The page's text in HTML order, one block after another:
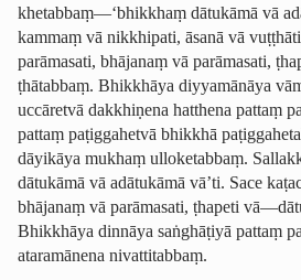
khetab­baṃ—‘bhikkhaṃ dātukāmā vā
kammaṃ vā nikkhipati, āsanā vā
parāmasati, bhājanaṃ vā parāmasati,
ṭhātabbaṃ. Bhikkhāya diyyamānāya
uccāretvā dakkhiṇena hatthena pattaṃ
pattaṃ paṭiggahetvā bhikkhā
dāyikāya mukhaṃ ulloketabbaṃ.
dātukāmā vā adātukāmā vā’ti. Sace
bhājanaṃ vā parāmasati, ṭhapeti
Bhikkhāya dinnāya saṅghāṭiyā pattaṃ
ataramānena nivattitabbaṃ.